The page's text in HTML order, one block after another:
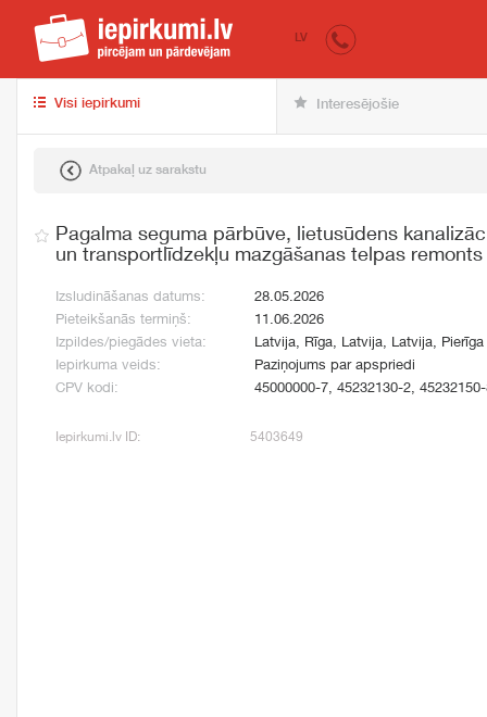
iepirkumi.lv
LV
Visi iepirkumi Interesējošie
Atpakaļ uz sarakstu
Pagalma seguma pārbūve, lietusūdens
un transportlīdzekļu mazgāšanas telpas remonts
Izsludināšanas datums:
28.05.2026
Pieteikšanās termiņš:
11.06.2026
Izpildes/piegādes vieta:
Latvija, Rīga, Latvija, Latvija, Pierīga
Iepirkuma veids:
Paziņojums par apspriedi
CPV kodi:
45000000-7, 45232130-2,
Iepirkumi.lv ID: 5403649